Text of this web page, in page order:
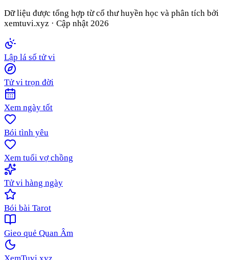
Dữ liệu được tổng hợp từ cổ thư huyền học và phân tích bởi
xemtuvi.xyz · Cập nhật 2026
Lập lá số tử vi
Tử vi trọn đời
Xem ngày tốt
Bói tình yêu
Xem tuổi vợ chồng
Tử vi hàng ngày
Bói bài Tarot
Gieo quẻ Quan Âm